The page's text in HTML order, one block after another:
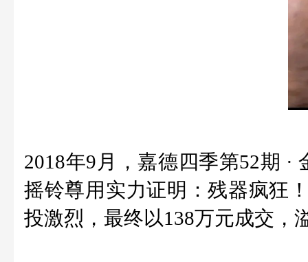
2018年9月，嘉德四季第52期
摇铃尊用实力证明：残器疯狂
投激烈，最终以138万元成交，